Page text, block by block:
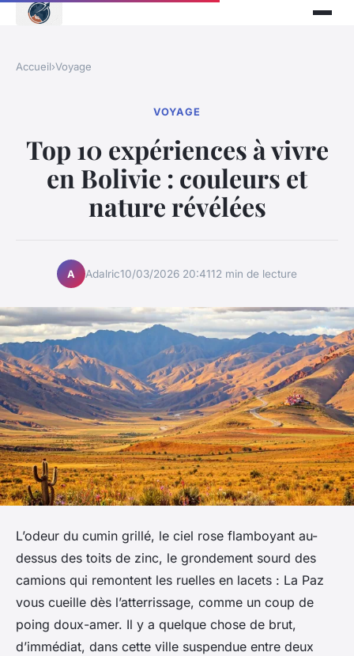
Accueil›Voyage
VOYAGE
Top 10 expériences à vivre
en Bolivie : couleurs et
nature révélées
A Adalric10/03/2026 20:4112 min de lecture
L’odeur du cumin grillé, le ciel rose flamboyant au-
dessus des toits de zinc, le grondement sourd des
camions qui remontent les ruelles en lacets : La Paz
vous cueille dès l’atterrissage, comme un coup de
poing doux-amer. Il y a quelque chose de brut,
d’immédiat, dans cette ville suspendue entre deux